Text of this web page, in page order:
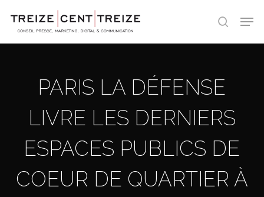
search
PARIS LA DÉFENSE
LIVRE LES DERNIERS
ESPACES PUBLICS DE
COEUR DE QUARTIER À